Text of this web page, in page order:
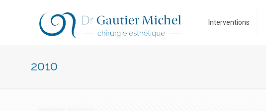
Interventions
2010